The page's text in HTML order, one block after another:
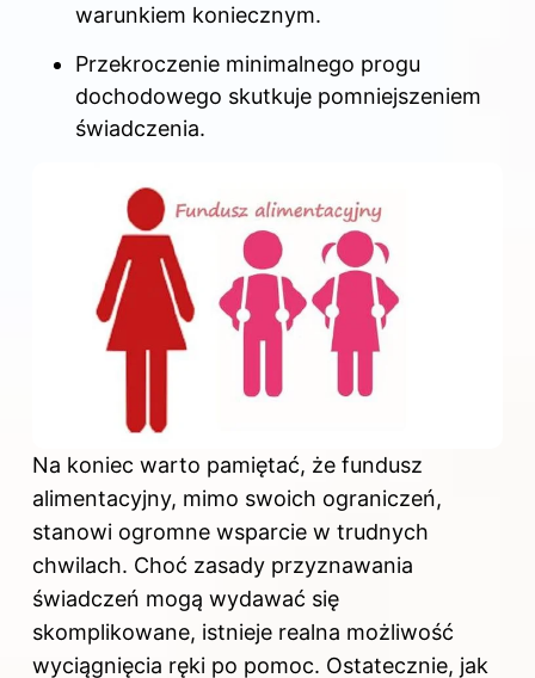
warunkiem koniecznym.
Przekroczenie minimalnego progu
dochodowego skutkuje pomniejszeniem
świadczenia.
Na koniec warto pamiętać, że fundusz
alimentacyjny, mimo swoich ograniczeń,
stanowi ogromne wsparcie w trudnych
chwilach. Choć zasady przyznawania
świadczeń mogą wydawać się
skomplikowane, istnieje realna możliwość
wyciągnięcia ręki po pomoc. Ostatecznie, jak